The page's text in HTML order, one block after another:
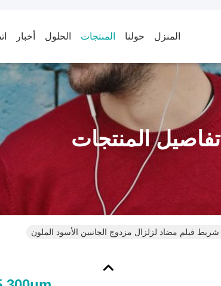
المنزل حولنا المنتجات الحلول أخبار
تفاصيل المنتجات